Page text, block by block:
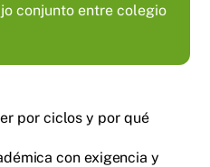
conjunto entre colegio
por ciclos y por qué
con exigencia y